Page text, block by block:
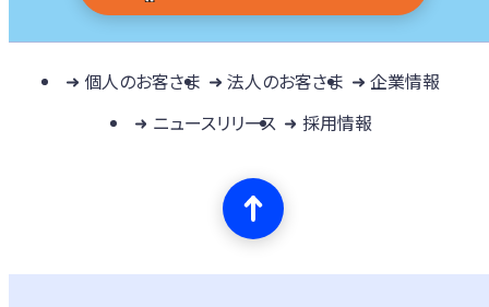
個人のお客さま 法人のお客さま
企業情報
ニュースリリース
採用情報